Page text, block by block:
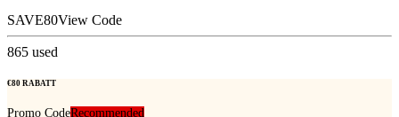
SAVE80View Code
865 used
€80 RABATT
Promo CodeRecommended